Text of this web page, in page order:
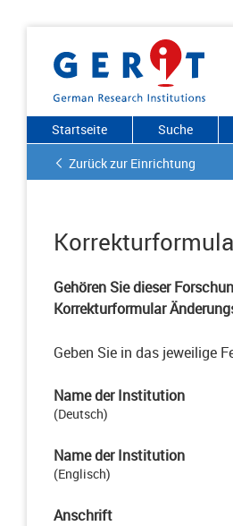
Startseite Suche
Zurück zur Einrichtung
Gehören Sie dieser
Korrekturformular
Geben Sie in das jeweilige
Name der Institution
(Deutsch)
Name der Institution
(Englisch)
Anschrift